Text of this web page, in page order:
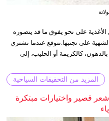
على نحو يفوق ما قد يتصوره
على تجنبها.نتوقع عندما نشتري
كالكريمة أو الحليب، إلى
المزيد من التحقيقات السياحية
قصير واختيارات مبتكرة